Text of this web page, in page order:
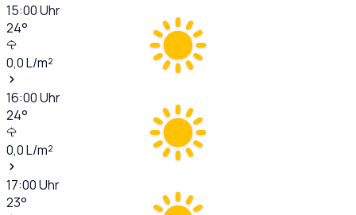
15:00Uhr
24°
0,0L/m²
16:00Uhr
24°
0,0L/m²
17:00Uhr
23°